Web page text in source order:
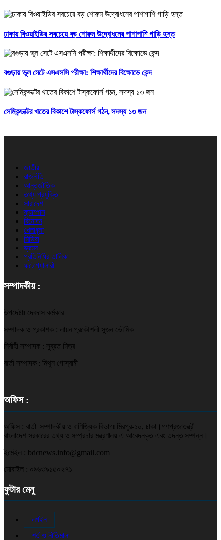
ঢাকায় বিওয়াইডির সবচেয়ে বড় শোরুম উদ্বোধনের পাশাপাশি গাড়ি হস্ত
বগুড়ায় ভুল সেটে এসএসসি পরীক্ষা: শিক্ষার্থীদের বিক্ষোভে কেন্দ
সেমিকন্ডাক্টর খাতের বিকাশে টাস্কফোর্স গঠন, সদস্য ১৩ জন
জাতীয়
রাজনীতি
আন্তর্জাতিক
তথ্য প্রযুক্তি
সারাদেশ
ক্যাম্পাস
বিনোদন
খেলাধুলা
মিডিয়া
ভ্রমন
প্রতিনিধির তালিকা
ফটোগ্যালারী
সম্পাদকীয় :
উপদেষ্টাঃ দেবদাস কর্মকার
সম্পাদক ও প্রকাশক : লায়ন প্রকৌশলী সুজন ভৌমিক
নির্বাহী সম্পাদক : সুব্রত মিত্র
বার্তা সম্পাদক : মিথুন গোস্বামী
অফিস :
অফিস : বার্তা, সম্পাদকীয় ও বাণিজ্যিক বিভাগঃ মিরপুর-১০, ঢাকা।গণপ্রজাতন্ত্রী
বাংলাদেশ সরকারের তথ্য ও সম্প্রচার মন্ত্রণালয় এ আবেদনকৃত এবং তদন্ত সম্পন্ন।
ইমেইল : bdcnews.info@gmail.com
মোবাইল : ০৯৬৩৯১৫০২৭১
ফুটার মেনু
লগইন
শর্ত ও নীতিমালা